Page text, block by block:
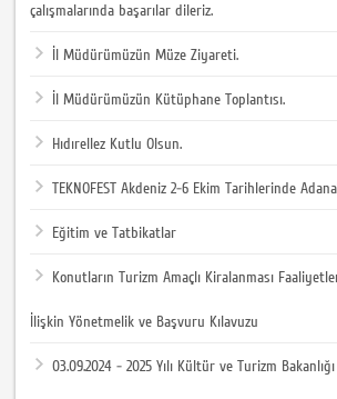
çalışmalarında başarılar dileriz.
İl Müdürümüzün Müze Ziyareti.
İl Müdürümüzün Kütüphane Toplantısı.
Hıdırellez Kutlu Olsun.
TEKNOFEST Akdeniz 2-6 Ekim Tarihlerinde
Eğitim ve Tatbikatlar
Konutların Turizm Amaçlı Kiralanması
İlişkin Yönetmelik ve Başvuru Kılavuzu
03.09.2024 - 2025 Yılı Kültür ve Turizm